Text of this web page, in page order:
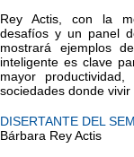
Rey Actis, con la
desafíos y un panel
mostrará ejemplos
inteligente es clave
mayor
sociedades donde
DISERTANTE DEL
Bárbara Rey Actis